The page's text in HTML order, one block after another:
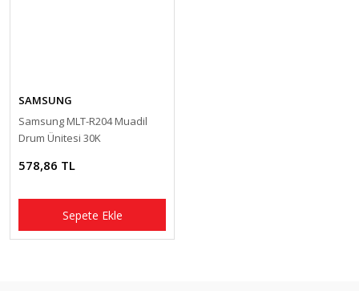
SAMSUNG
Samsung MLT-R204 Muadil
Drum Ünitesi 30K
578,86 TL
Sepete Ekle